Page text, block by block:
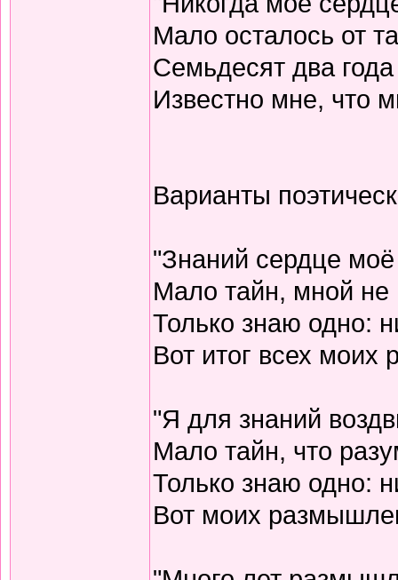
Мало осталось от
Семьдесят два
Известно мне, что
Варианты
"Знаний сердце
Мало тайн, мной не
Только знаю одно:
Вот итог всех моих
"Я для знаний
Мало тайн, что
Только знаю одно:
Вот моих